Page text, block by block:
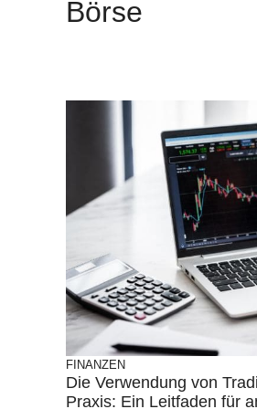
Börse
FINANZEN
Die Verwendung von
Praxis: Ein Leitfaden für